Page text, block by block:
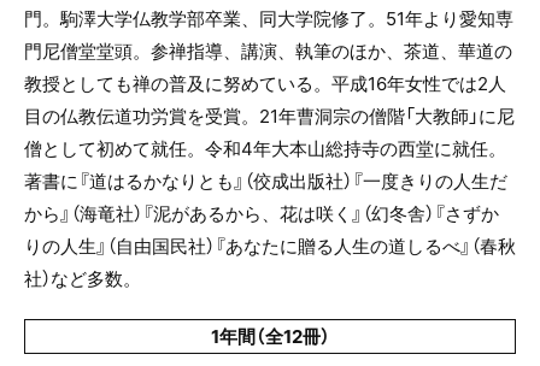
門。駒澤大学仏教学部卒業、同大学院修了。51年より愛知専
門尼僧堂堂頭。参禅指導、講演、執筆のほか、茶道、華道の
教授としても禅の普及に努めている。平成16年女性では2人
目の仏教伝道功労賞を受賞。21年曹洞宗の僧階「大教師」に尼
僧として初めて就任。令和4年大本山総持寺の西堂に就任。
著書に『道はるかなりとも』（佼成出版社）『一度きりの人生だ
から』（海竜社）『泥があるから、花は咲く』（幻冬舎）『さずか
りの人生』（自由国民社）『あなたに贈る人生の道しるべ』（春秋
社）など多数。
1年間（全12冊）